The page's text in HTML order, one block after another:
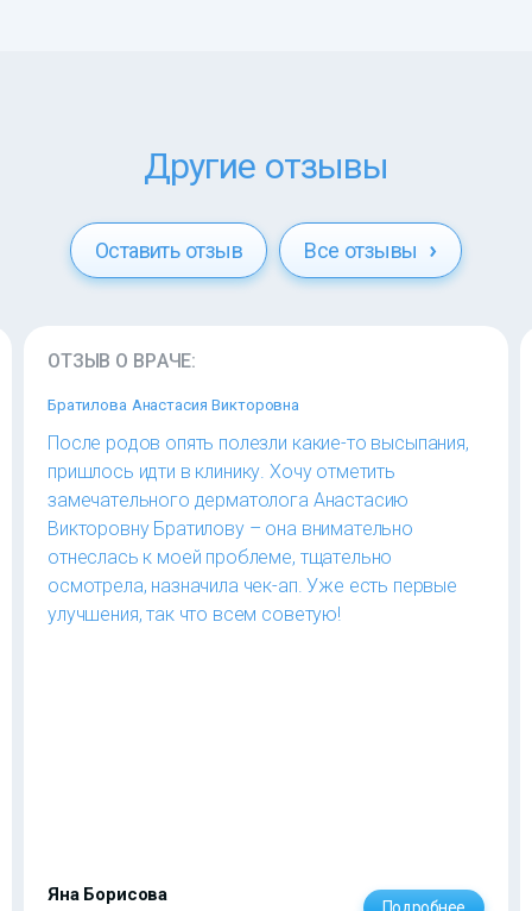
Другие отзывы
Оставить отзыв Все отзывы
ОТЗЫВ О ВРАЧЕ:
Братилова Анастасия Викторовна
После родов опять полезли какие-то высыпания,
пришлось идти в клинику. Хочу отметить
замечательного дерматолога Анастасию
Викторовну Братилову – она внимательно
отнеслась к моей проблеме, тщательно
осмотрела, назначила чек-ап. Уже есть первые
улучшения, так что всем советую!
Яна Борисова